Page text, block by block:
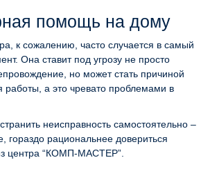
помощь на дому
к сожалению, часто случается в самый
Она ставит под угрозу не просто
но может стать причиной
работы, а это чревато проблемами в
неисправность самостоятельно –
гораздо рациональнее довериться
центра “КОМП-МАСТЕР”.